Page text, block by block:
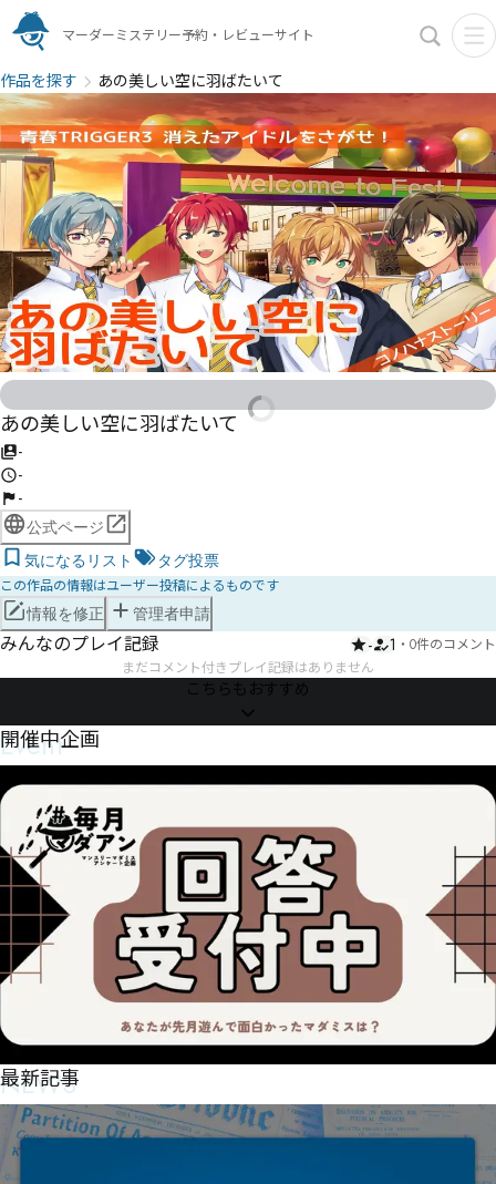
マーダーミステリー予約・レビューサイト
作品を探す あの美しい空に羽ばたいて
あの美しい空に羽ばたいて
-
-
-
公式ページ
気になるリスト
タグ投票
この作品の情報はユーザー投稿によるものです
情報を修正 管理者申請
みんなのプレイ記録 - 1 ・ 0件のコメント
まだコメント付きプレイ記録はありません
こちらもおすすめ
Event
開催中企画
NEWS
最新記事